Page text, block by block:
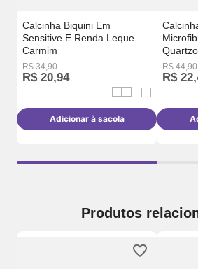
Calcinha Biquini Em
Sensitive E Renda Leque
Carmim
R$ 34,90
R$ 20,94
Adicionar à sacola
Quartzo
R$ 44,90
R$ 22,
Produtos